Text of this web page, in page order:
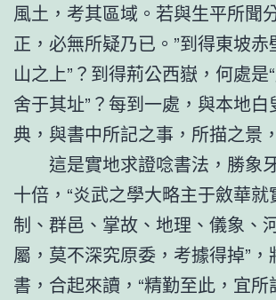
風土，考其區域。若與生平所聞
正，必無所疑乃已。”到得東坡赤
山之上”？到得荊公西嶽，何處是
舍于其址”？每到一處，與本地
典，與書中所記之事，所描之景
這是實地求證唸書法，勝象
十倍，“炎武之學大略主于斂華
制、群邑、掌故、地理、儀象、
屬，莫不深究原委，考據得掉”，
書，合起來讀，“精勤至此，宜所